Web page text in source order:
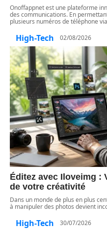
Onoffappnet est une plateforme
des communications. En
plusieurs numéros de téléphone
High-Tech 02/08/2026
Éditez avec Iloveimg :
de votre créativité
Dans un monde de plus en plus
à manipuler des photos devient
High-Tech 30/07/2026